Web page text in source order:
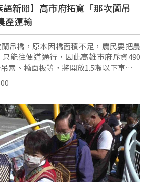
語新聞】高市府拓寬「那次蘭吊
產運輸
吊橋，原本因橋面積不足，農民要把農
能往便道通行，因此高雄市府斥資490
索、橋面板等，將開放1.5噸以下車輛行